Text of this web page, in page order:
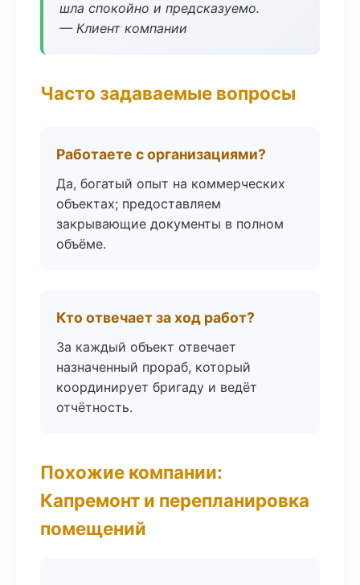
шла спокойно и предсказуемо.
— Клиент компании
Часто задаваемые вопросы
Работаете с организациями?
Да, богатый опыт на коммерческих
объектах; предоставляем
закрывающие документы в полном
объёме.
Кто отвечает за ход работ?
За каждый объект отвечает
назначенный прораб, который
координирует бригаду и ведёт
отчётность.
Похожие компании:
Капремонт и перепланировка
помещений